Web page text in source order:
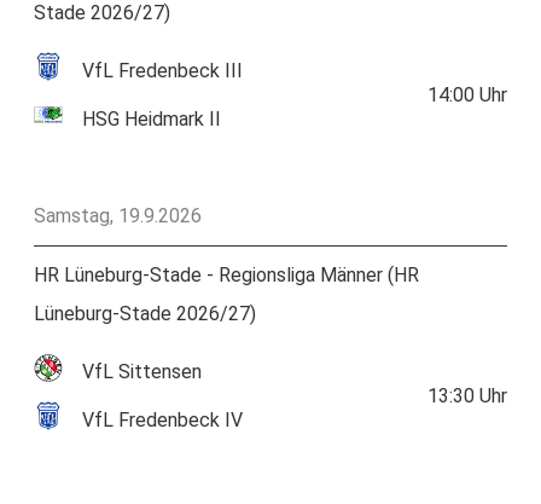
Stade 2026/27)
VfL Fredenbeck III
HSG Heidmark II
14:00 Uhr
Samstag, 19.9.2026
HR Lüneburg-Stade - Regionsliga Männer (HR
Lüneburg-Stade 2026/27)
VfL Sittensen
VfL Fredenbeck IV
13:30 Uhr